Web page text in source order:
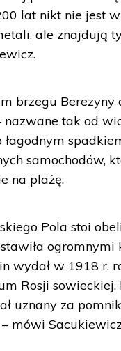
lat nikt nie jest
ale znajdują
brzegu
tak od
łagodnym
samochodów,
na plażę.
Pola stoi
wydał w 1918 r.
Rosji
uznany za
mówi